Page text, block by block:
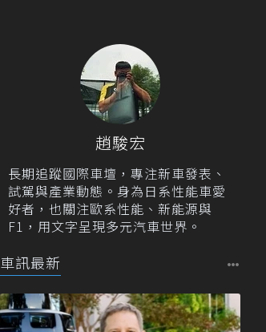
趙駿宏
長期追蹤國際車壇，專注新車發表、
試駕與產業動態。身為日系性能車愛
好者，也關注歐系性能、新能源與
F1，用文字呈現多元汽車世界。
車訊最新